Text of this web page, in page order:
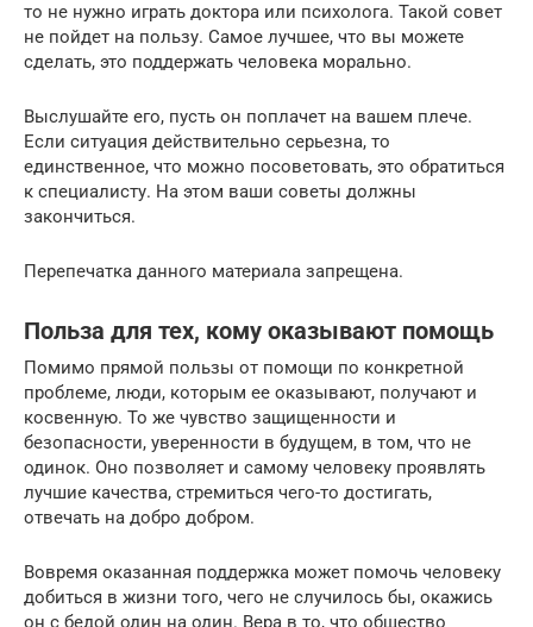
то не нужно играть доктора или психолога. Такой совет
не пойдет на пользу. Самое лучшее, что вы можете
сделать, это поддержать человека морально.
Выслушайте его, пусть он поплачет на вашем плече.
Если ситуация действительно серьезна, то
единственное, что можно посоветовать, это обратиться
к специалисту. На этом ваши советы должны
закончиться.
Перепечатка данного материала запрещена.
Польза для тех, кому оказывают помощь
Помимо прямой пользы от помощи по конкретной
проблеме, люди, которым ее оказывают, получают и
косвенную. То же чувство защищенности и
безопасности, уверенности в будущем, в том, что не
одинок. Оно позволяет и самому человеку проявлять
лучшие качества, стремиться чего-то достигать,
отвечать на добро добром.
Вовремя оказанная поддержка может помочь человеку
добиться в жизни того, чего не случилось бы, окажись
он с бедой один на один. Вера в то, что общество